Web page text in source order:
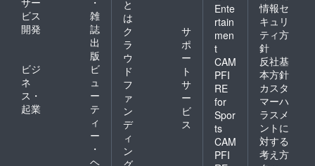
ビス
開発
雑
誌
出
版
ビジ
ネ
ス・
起業
ビ
ュ
ー
テ
ィ
ー
・
ヘ
と
は
ク
ラ
ウ
ド
フ
ァ
ン
デ
ィ
ン
サ
ポ
ー
ト
サ
ー
ビ
ス
Ente
rtain
men
t
CAM
PFI
RE
for
Spor
ts
CAM
PFI
情報セ
キュリ
ティ方
針
反社基
本方針
カスタ
マーハ
ラスメ
ントに
対する
考え方